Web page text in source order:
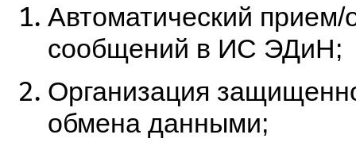
Автоматический прием/
сообщений в ИС ЭДиН;
Организация
обмена данными;